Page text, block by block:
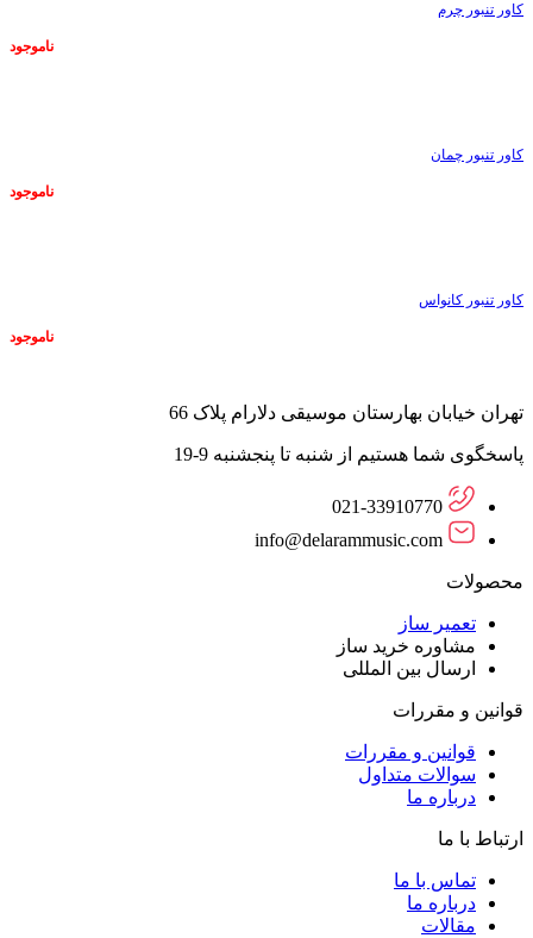
کاور تنبور چرم
ناموجود
کاور تنبور چمان
ناموجود
کاور تنبور کانواس
ناموجود
تهران خیابان بهارستان موسیقی دلارام پلاک 66
پاسخگوی شما هستیم از شنبه تا پنجشنبه 9-19
021-33910770
info@delarammusic.com
محصولات
تعمیر ساز
مشاوره خرید ساز
ارسال بین المللی
قوانین و مقررات
قوانین و مقررات
سوالات متداول
درباره ما
ارتباط با ما
تماس با ما
درباره ما
مقالات